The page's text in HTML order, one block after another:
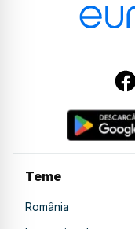
Teme
România